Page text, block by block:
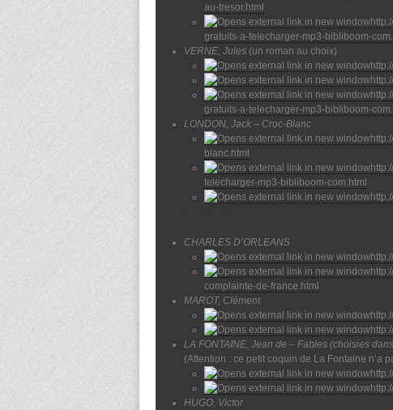
au-tresor.html
gratuits-a-telecharger-mp3-bibliboom-
VERNE, Jules (un roman au choix)
gratuits-a-telecharger-mp3-bibliboom-
LONDON, Jack – Croc-Blanc
blanc.html
telecharger-mp3-bibliboom-com.html
CHARLES D’ORLEANS
complainte-de-france.html
MAROT, Clément
LA FONTAINE, Jean de – Fables (choisies
(Attention : ce petit coquin de La Fontaine n’a
HUGO, Victor